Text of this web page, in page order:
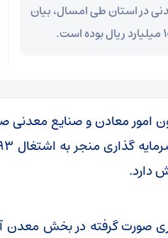
برداری معدنی در استان طی امسال، بیان
امور معادن و صنایع معدنی
صورت گرفته در بخش معدن